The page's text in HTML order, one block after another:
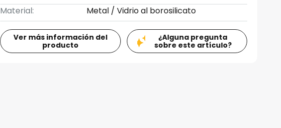
Material:
Metal / Vidrio al borosilicato
Ver más información del
producto
¿Alguna pregunta
sobre este artículo?